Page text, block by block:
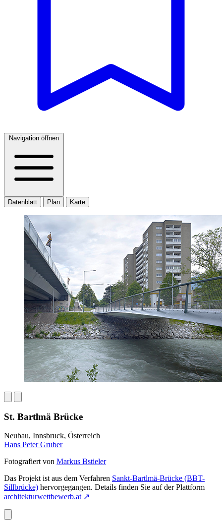
Navigation öffnen
Datenblatt Plan Karte
St. Bartlmä Brücke
Neubau, Innsbruck, Österreich
Hans Peter Gruber
Fotografiert von Markus Bstieler
Das Projekt ist aus dem Verfahren Sankt-Bartlmä-Brücke (BBT-
Sillbrücke) hervorgegangen. Details finden Sie auf der Plattform
architekturwettbewerb.at ↗